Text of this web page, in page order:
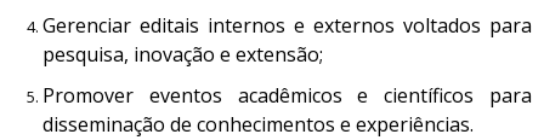
Gerenciar editais internos e externos voltados para
pesquisa, inovação e extensão;
Promover eventos acadêmicos e científicos para
disseminação de conhecimentos e experiências.